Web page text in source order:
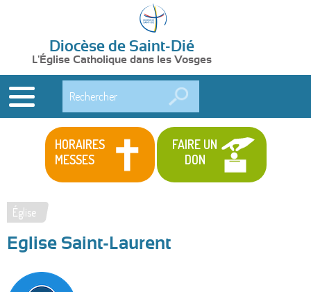
Diocèse de Saint-Dié
L'Église Catholique dans les Vosges
HORAIRES
MESSES
FAIRE UN
DON
Vous
êtes
ici
Église
Eglise Saint-Laurent